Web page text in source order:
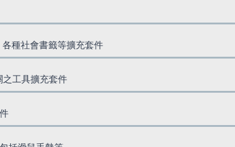
種社會書籤等擴充套件
之工具擴充套件